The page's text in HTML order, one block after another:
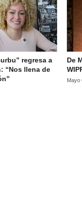
regresa a
“Nos llena de
De
Mayo